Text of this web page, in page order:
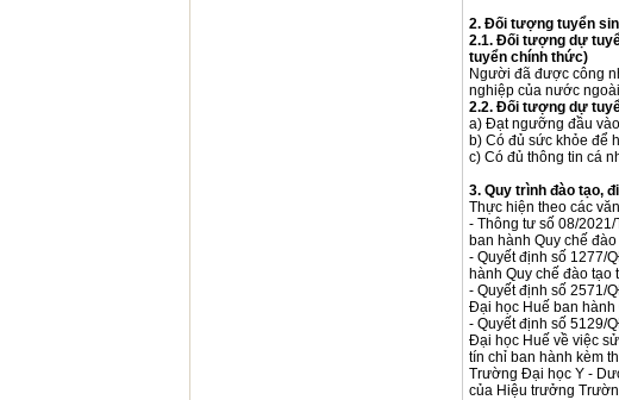
2. Đối tượng tuyển
2.1. Đối tượng dự
tuyển chính thức)
Người đã được công
nghiệp của nước
2.2. Đối tượng dự
a) Đạt ngưỡng đầu
b) Có đủ sức khỏe để
c) Có đủ thông tin cá
3. Quy trình đào tạo,
Thực hiện theo các
- Thông tư số 08/
ban hành Quy chế
- Quyết định số 1277/
hành Quy chế đào
- Quyết định số 2571/
Đại học Huế ban hành
- Quyết định số 5129/
Đại học Huế về việc
tín chỉ ban hành kèm
Trường Đại học Y -
của Hiệu trưởng